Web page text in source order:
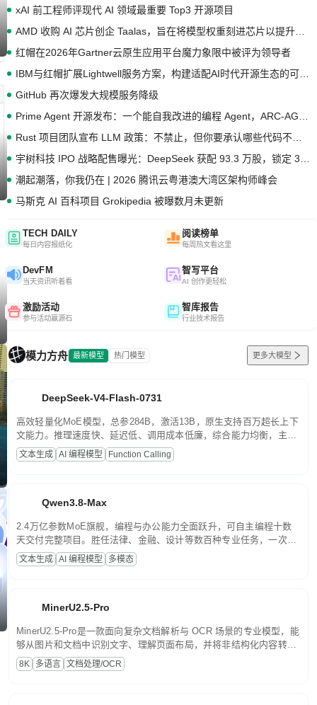
xAI 前工程师评现代 AI 领域最重要 Top3 开源项目
红帽在2026年Gartner云原生应用平台魔力象限中被评为领导者
GitHub 再次爆发大规模服务降级
潮起潮落，你我仍在 | 2026 腾讯云粤港澳大湾区架构师峰会
马斯克 AI 百科项目 Grokipedia 被曝数月未更新
TECH DAILY
每日内容报纸化
阅读榜单
每周热文看这里
DevFM
当天资讯听着看
智写平台
AI 创作更轻松
激励活动
参与活动赢源石
智库报告
行业技术报告
模力方舟 最新模型 热门模型 更多大模型
DeepSeek-V4-Flash-0731
高效轻量化MoE模型，总参284B，激活13B，原生支持百万超长上下
文能力。推理速度快、延迟低、调用成本低廉，综合能力均衡，主打
高并发、轻量化任务，适合日常对话、内容创作、基础 RAG、批量
文案处理等普惠刚需场景。
文本生成 AI 编程模型 Function Calling
Qwen3.8-Max
2.4万亿参数MoE旗舰，编程与办公能力全面跃升，可自主编程十数
天交付完整项目。胜任法律、金融、设计等数百种专业任务，一次对
话端到端交付生产级成果。原生视觉理解贯穿规划、执行与验证全流
程，支持超长文档与长视频的深度语义解析。长程任务中自主规划与
文本生成 AI 编程模型 多模态
MinerU2.5-Pro
MinerU2.5-Pro是一款面向复杂文档解析与 OCR 场景的专业模型，能
够从图片和文档中识别文字、理解页面布局，并将非结构化内容转换
为便于存储、检索和二次处理的结构化结果。
8K 多语言 文档处理/OCR